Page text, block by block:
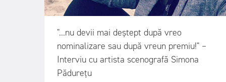
"...nu devii mai deștept după vreo
nominalizare sau după vreun premiu!" –
Interviu cu artista scenografă Simona
Pădurețu